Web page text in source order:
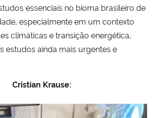
essenciais no bioma brasileiro de
especialmente em um contexto
climáticas e transição energética,
estudos ainda mais urgentes e
Cristian Krause: